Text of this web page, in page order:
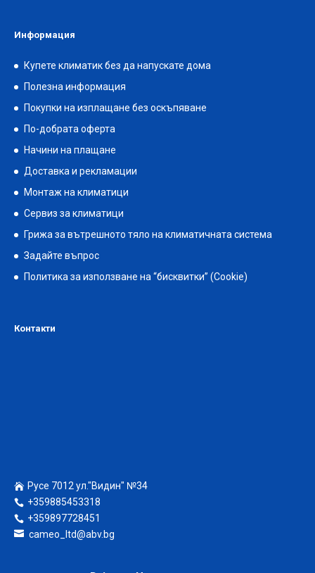
Информация
Купете климатик без да напускате дома
Полезна информация
Покупки на изплащане без оскъпяване
По-добрата оферта
Начини на плащане
Доставка и рекламации
Монтаж на климатици
Сервиз за климатици
Грижа за вътрешното тяло на климатичната система
Задайте въпрос
Политика за използване на “бисквитки” (Cookie)
Контакти
Русе 7012 ул."Видин" №34
+359885453318
+359897728451
cameo_ltd@abv.bg